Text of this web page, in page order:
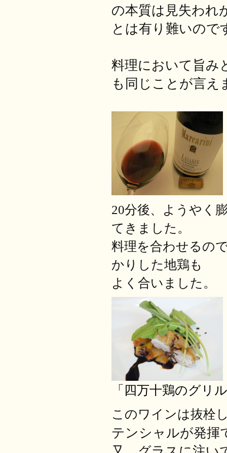
の本質は見失わ
とは有り難いので
料理において旨み
も同じことが言え
20分後、ようやく
てきました。
料理を合わせるの
かりした地鶏も
よく合いました。
「四万十鶏のグ
このワインは抜栓
テンシャルが発揮